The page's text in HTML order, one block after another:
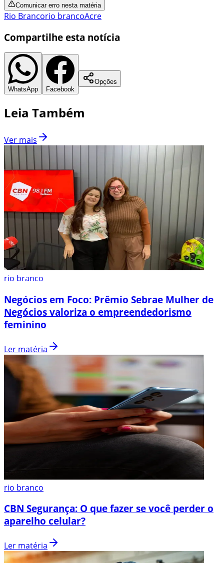
Comunicar erro nesta matéria
Rio Brancorio brancoAcre
Compartilhe esta notícia
WhatsApp Facebook
Opções
Leia Também
Ver mais
rio branco
Negócios em Foco: Prêmio Sebrae Mulher de
Negócios valoriza o empreendedorismo
feminino
Ler matéria
rio branco
CBN Segurança: O que fazer se você perder o
aparelho celular?
Ler matéria